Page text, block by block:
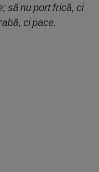
să nu port frică, ci
ci pace.